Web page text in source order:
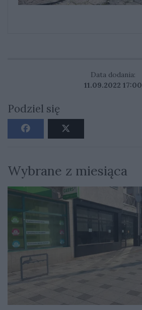
Data dodania:
11.09.2022 17:00
Podziel się
Wybrane z miesiąca